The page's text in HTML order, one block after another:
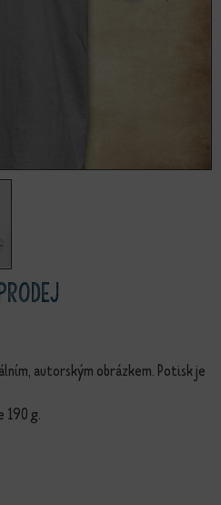
autorským obrázkem. Potisk je
190 g.